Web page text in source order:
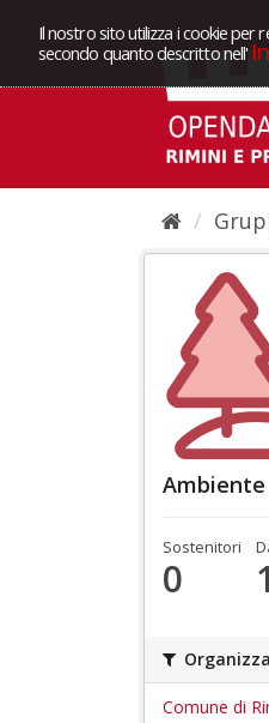
Il nostro sito utilizza i cookie per
secondo quanto descritto nell'
Ambiente
Sostenitori
0 1
Comune di